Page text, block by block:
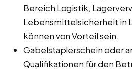
Bereich Logistik,
Lebensmittelsicherheit in
können von Vorteil sein.
Gabelstaplerschein oder
Qualifikationen für den